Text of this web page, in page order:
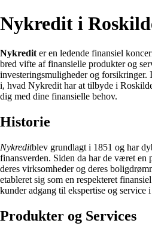
Nykredit i
Nykredit er en ledende finansiel
bred vifte af finansielle produkter og
investeringsmuligheder og
i, hvad Nykredit har at tilbyde i
dig med dine finansielle behov.
Historie
Nykreditblev grundlagt i 1851 og har
finansverden. Siden da har de været en
deres virksomheder og deres
etableret sig som en respekteret
kunder adgang til ekspertise og service
Produkter og Services